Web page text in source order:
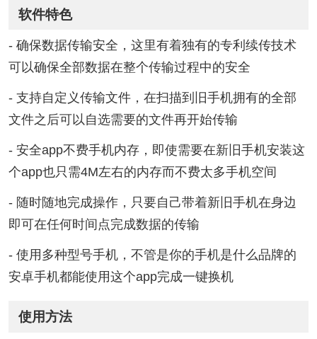
软件特色
- 确保数据传输安全，这里有着独有的专利续传技术
可以确保全部数据在整个传输过程中的安全
- 支持自定义传输文件，在扫描到旧手机拥有的全部
文件之后可以自选需要的文件再开始传输
- 安全app不费手机内存，即使需要在新旧手机安装这
个app也只需4M左右的内存而不费太多手机空间
- 随时随地完成操作，只要自己带着新旧手机在身边
即可在任何时间点完成数据的传输
- 使用多种型号手机，不管是你的手机是什么品牌的
安卓手机都能使用这个app完成一键换机
使用方法